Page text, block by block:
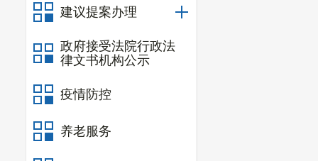
建议提案办理
政府接受法院行政法
律文书机构公示
疫情防控
养老服务